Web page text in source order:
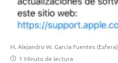
M. Alejandro W. García Fuentes (Esfera)
1 Minuto de lectura